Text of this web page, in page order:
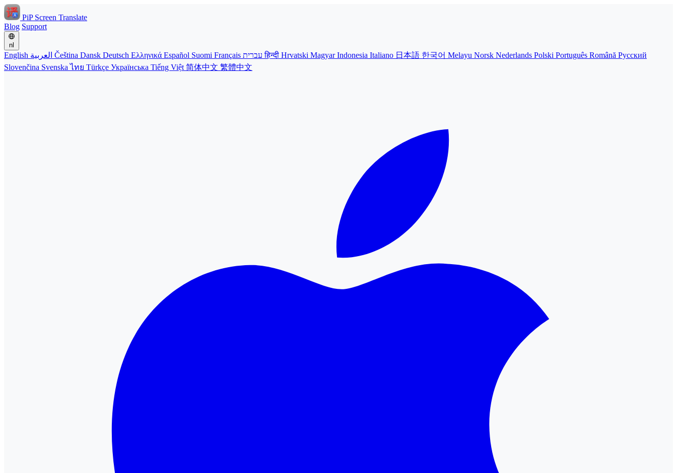
PiP Screen Translate
Blog Support
nl
English Čeština Dansk Deutsch Ελληνικά Español Suomi Français עבריתहिन्दी Hrvatski MagyarIndonesia Italiano 日本語 한국어 Melayu Norsk Nederlands Polski Português Română Русский
Slovenčina Svenskaไทย Türkçe Українська Tiếng Việt 简体中文 繁體中文